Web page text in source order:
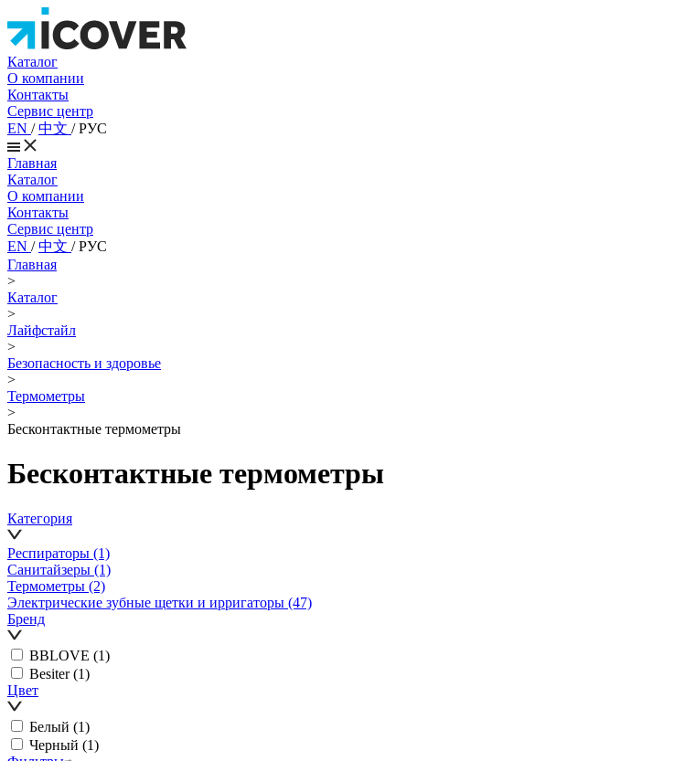
Каталог
О компании
Контакты
Сервис центр
EN /中文 /РУС
Главная
Каталог
О компании
Контакты
Сервис центр
EN /中文 /РУС
Главная
>
Каталог
>
Лайфстайл
>
Безопасность и здоровье
>
Термометры
>
Бесконтактные термометры
Бесконтактные термометры
Категория
Респираторы (1)
Санитайзеры (1)
Термометры (2)
Электрические зубные щетки и ирригаторы (47)
Бренд
BBLOVE (1)
Besiter (1)
Цвет
Белый (1)
Черный (1)